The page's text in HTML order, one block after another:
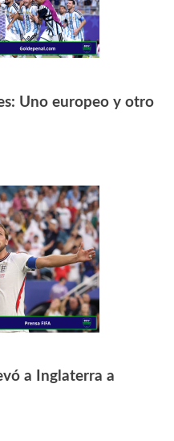
Uno europeo y otro
a Inglaterra a